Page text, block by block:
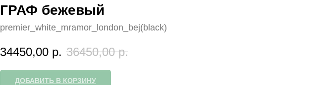
ГРАФ бежевый
premier_white_mramor_london_bej(black)
34450,00 р. 36450,00 р.
ДОБАВИТЬ В КОРЗИНУ